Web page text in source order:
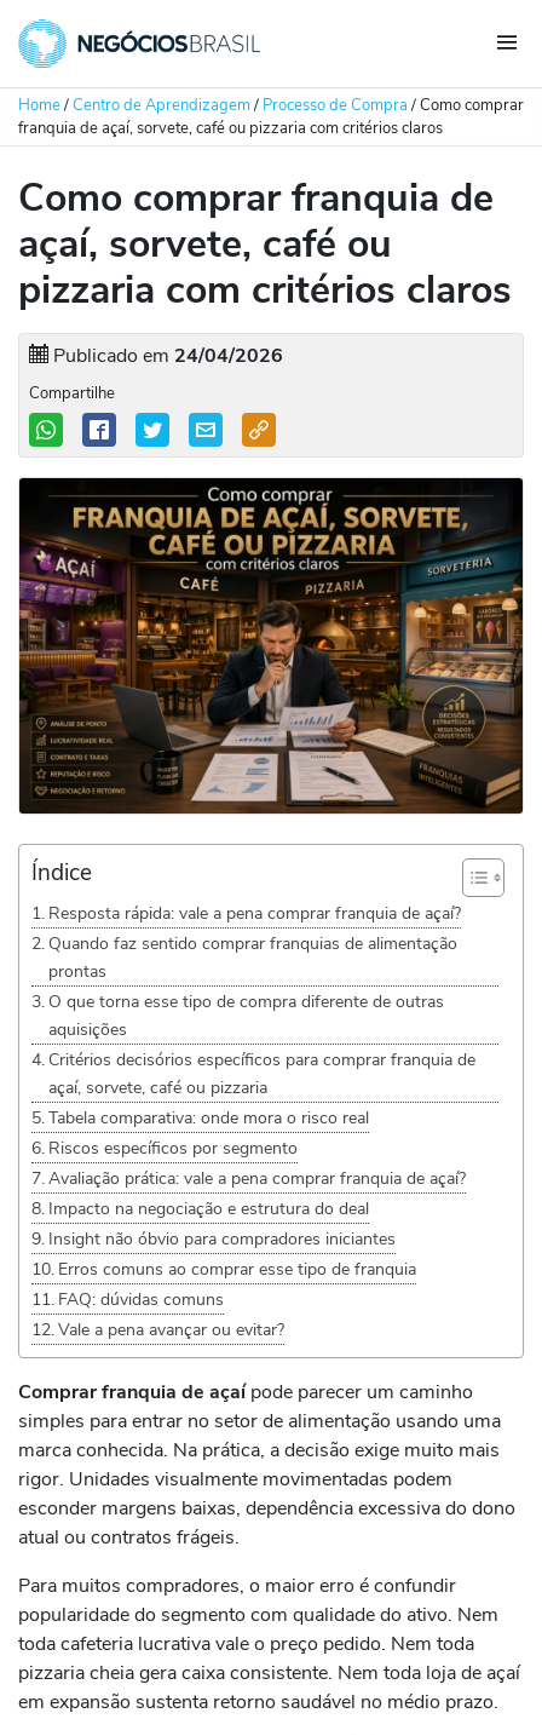
Home/Centro de Aprendizagem/ Processo de Compra/Como comprar
franquia de açaí, sorvete, café ou pizzaria com critérios claros
Como comprar franquia de
açaí, sorvete, café ou
pizzaria com critérios claros
Publicado em 24/04/2026
Compartilhe
Índice
Resposta rápida: vale a pena comprar franquia de açaí?
Quando faz sentido comprar franquias de alimentação
prontas
O que torna esse tipo de compra diferente de outras
aquisições
Critérios decisórios específicos para comprar franquia de
açaí, sorvete, café ou pizzaria
Tabela comparativa: onde mora o risco real
Riscos específicos por segmento
Avaliação prática: vale a pena comprar franquia de açaí?
Impacto na negociação e estrutura do deal
Insight não óbvio para compradores iniciantes
Erros comuns ao comprar esse tipo de franquia
FAQ: dúvidas comuns
Vale a pena avançar ou evitar?
Comprar franquia de açaípode parecer um caminho
simples para entrar no setor de alimentação usando uma
marca conhecida. Na prática, a decisão exige muito mais
rigor. Unidades visualmente movimentadas podem
esconder margens baixas, dependência excessiva do dono
atual ou contratos frágeis.
Para muitos compradores, o maior erro é confundir
popularidade do segmento com qualidade do ativo. Nem
toda cafeteria lucrativa vale o preço pedido. Nem toda
pizzaria cheia gera caixa consistente. Nem toda loja de açaí
em expansão sustenta retorno saudável no médio prazo.